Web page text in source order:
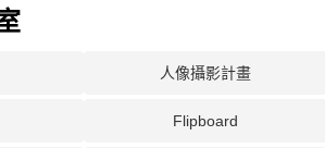
人像攝影計畫
Flipboard